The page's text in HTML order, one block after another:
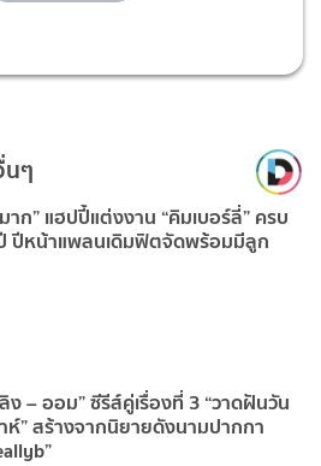
ๆ
าก” แฮปปี้แต่งงาน “คิมเบอร์ลี่” ครบ
ปีหน้าแพลนเดิมฟิตจัดพร้อมมีลูก
ง – ออม” ซีรีส์คู่เรื่องที่ 3 “วาดฝันวัน
ห์” สร้างจากนิยายดังนามปากกา